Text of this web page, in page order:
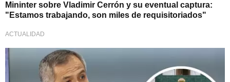
Mininter sobre Vladimir Cerrón y su eventual captura:
"Estamos trabajando, son miles de requisitoriados"
ACTUALIDAD
Y severas sanciones